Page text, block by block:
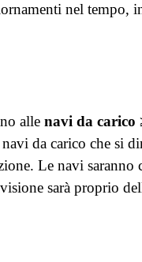
nel tempo,
allenavi da carico
da carico che
Le navi
sarà proprio